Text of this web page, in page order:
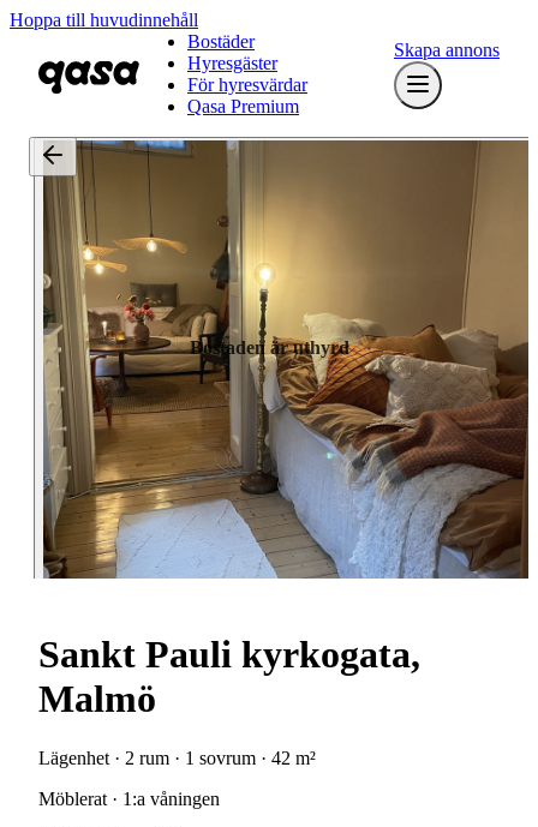
Hoppa till huvudinnehåll
Bostäder
Hyresgäster
För hyresvärdar
Qasa Premium
Skapa annons
Bostaden är uthyrd
Sankt Pauli kyrkogata,
Malmö
Lägenhet · 2 rum · 1 sovrum · 42 m²
Möblerat · 1:a våningen